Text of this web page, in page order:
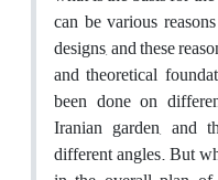
can be various
designs, and these
and theoretical
been done on
Iranian garden, and
different angles. But